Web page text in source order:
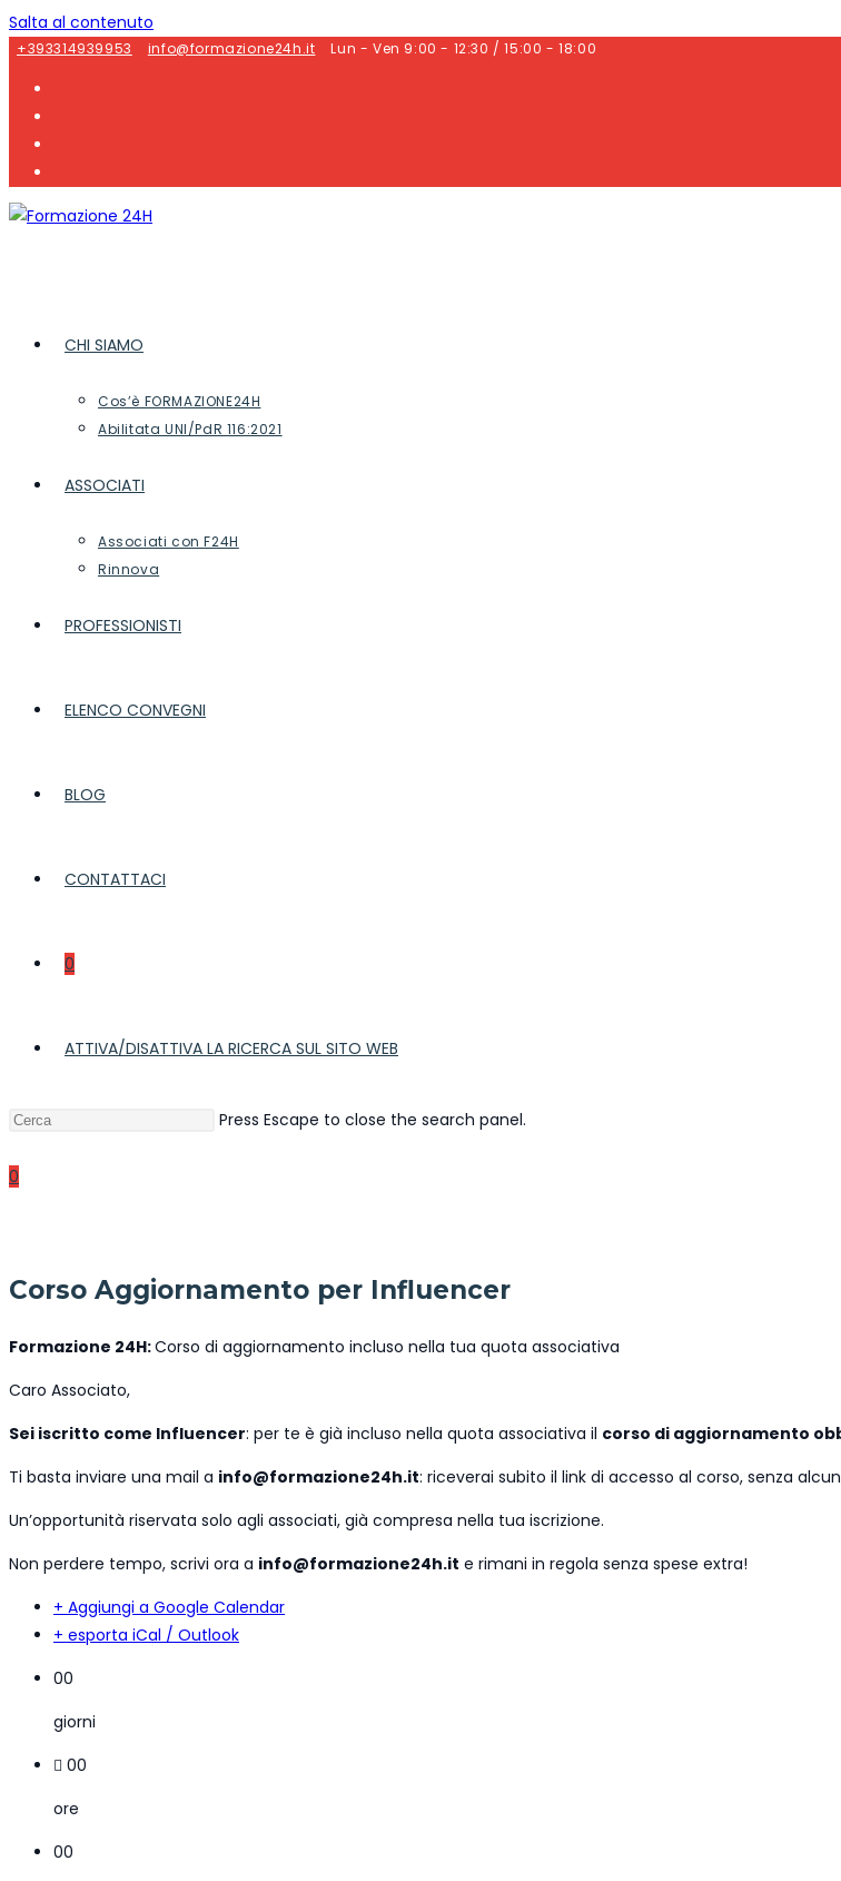
Salta al contenuto
+393314939953 info@formazione24h.it Lun - Ven 9:00 - 12:30 / 15:00 - 18:00
CHI SIAMO
Cos’è FORMAZIONE24H
Abilitata UNI/PdR 116:2021
ASSOCIATI
Associati con F24H
Rinnova
PROFESSIONISTI
ELENCO CONVEGNI
BLOG
CONTATTACI
0
ATTIVA/DISATTIVA LA RICERCA SUL SITO WEB
Press Escape to close the search panel.
0
Corso Aggiornamento per Influencer
Formazione 24H:Corso di aggiornamento incluso nella tua quota associativa
Caro Associato,
Sei iscritto come Influencer: per te è già incluso nella quota associativa il corso di aggiornamento
Ti basta inviare una mail a info@formazione24h.it: riceverai subito il link di accesso al corso, senza
Un’opportunità riservata solo agli associati, già compresa nella tua iscrizione.
Non perdere tempo, scrivi ora a info@formazione24h.it e rimani in regola senza spese extra!
+ Aggiungi a Google Calendar
+ esporta iCal / Outlook
00
giorni
00
ore
00